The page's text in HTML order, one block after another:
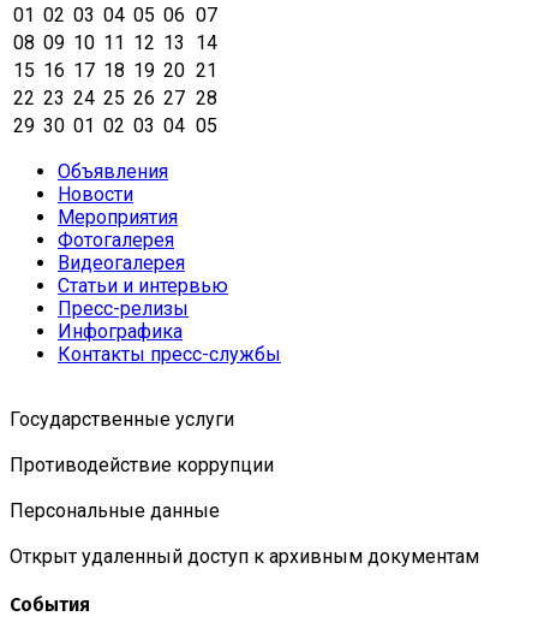
01 02 03 04 05 06 07
08 09 10 11 12 13
14
15 16 17 18 19 20 21
22 23 24 25 26 27 28
29 30 01 02 03 04 05
Объявления
Новости
Мероприятия
Фотогалерея
Видеогалерея
Статьи и интервью
Пресс-релизы
Инфографика
Контакты пресс-службы
Государственные услуги
Противодействие коррупции
Персональные данные
Открыт удаленный доступ к архивным документам
События